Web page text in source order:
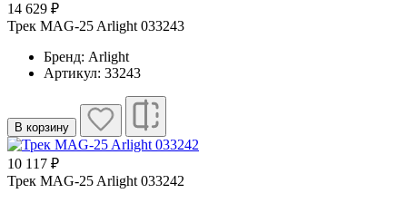
14 629 ₽
Трек MAG-25 Arlight 033243
Бренд: Arlight
Артикул: 33243
В корзину
10 117 ₽
Трек MAG-25 Arlight 033242